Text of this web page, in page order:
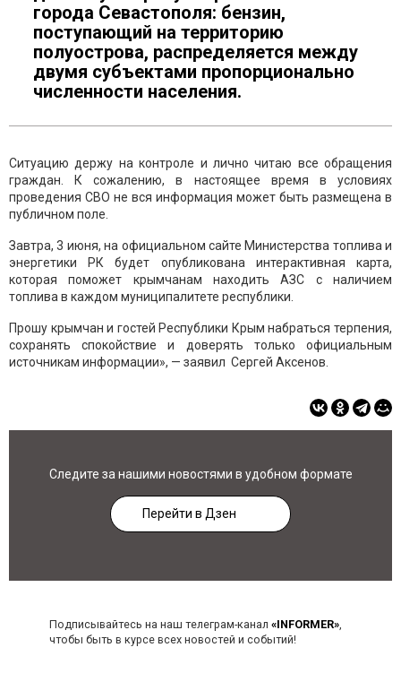
города Севастополя: бензин,
поступающий на территорию
полуострова, распределяется между
двумя субъектами пропорционально
численности населения.
Ситуацию держу на контроле и лично читаю все обращения
граждан. К сожалению, в настоящее время в условиях
проведения СВО не вся информация может быть размещена в
публичном поле.
Завтра, 3 июня, на официальном сайте Министерства топлива и
энергетики РК будет опубликована интерактивная карта,
которая поможет крымчанам находить АЗС с наличием
топлива в каждом муниципалитете республики.
Прошу крымчан и гостей Республики Крым набраться терпения,
сохранять спокойствие и доверять только официальным
источникам информации», — заявил Сергей Аксенов.
Следите за нашими новостями в удобном формате
Перейти в Дзен
Подписывайтесь на наш телеграм-канал «INFORMER»,
чтобы быть в курсе всех новостей и событий!